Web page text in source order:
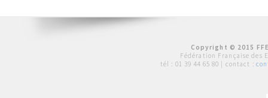
Copyright © 2015
Fédération Française des
tél : 01 39 44 65 80 | contact :